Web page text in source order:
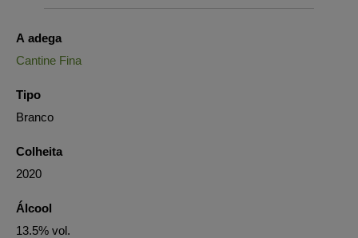
A adega
Cantine Fina
Tipo
Branco
Colheita
2020
Álcool
13.5% vol.